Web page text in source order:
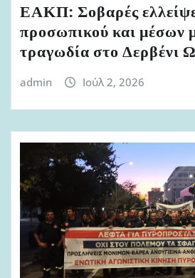
ΕΑΚΠ: Σοβαρές
προσωπικού και μέσων
τραγωδία στο Δερβένι
admin Ιούλ 2, 2026